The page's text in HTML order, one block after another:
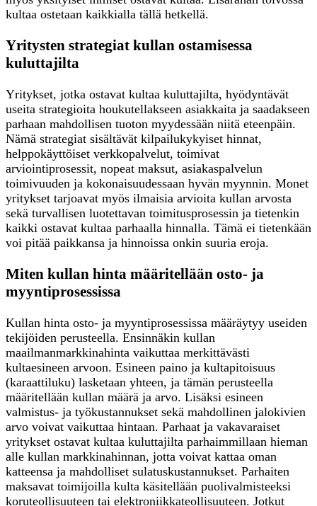
kultaa ostetaan kaikkialla tällä hetkellä.
Yritysten strategiat kullan ostamisessa
kuluttajilta
Yritykset, jotka ostavat kultaa kuluttajilta, hyödyntävät
useita strategioita houkutellakseen asiakkaita ja saadakseen
parhaan mahdollisen tuoton myydessään niitä eteenpäin.
Nämä strategiat sisältävät kilpailukykyiset hinnat,
helppokäyttöiset verkkopalvelut, toimivat
arviointiprosessit, nopeat maksut, asiakaspalvelun
toimivuuden ja kokonaisuudessaan hyvän myynnin. Monet
yritykset tarjoavat myös ilmaisia arvioita kullan arvosta
sekä turvallisen luotettavan toimitusprosessin ja tietenkin
kaikki ostavat kultaa parhaalla hinnalla. Tämä ei tietenkään
voi pitää paikkansa ja hinnoissa onkin suuria eroja.
Miten kullan hinta määritellään osto- ja
myyntiprosessissa
Kullan hinta osto- ja myyntiprosessissa määräytyy useiden
tekijöiden perusteella. Ensinnäkin kullan
maailmanmarkkinahinta vaikuttaa merkittävästi
kultaesineen arvoon. Esineen paino ja kultapitoisuus
(karaattiluku) lasketaan yhteen, ja tämän perusteella
määritellään kullan määrä ja arvo. Lisäksi esineen
valmistus- ja työkustannukset sekä mahdollinen jalokivien
arvo voivat vaikuttaa hintaan. Parhaat ja vakavaraiset
yritykset ostavat kultaa kuluttajilta parhaimmillaan hieman
alle kullan markkinahinnan, jotta voivat kattaa oman
katteensa ja mahdolliset sulatuskustannukset. Parhaiten
maksavat toimijoilla kulta käsitellään puolivalmisteeksi
koruteollisuuteen tai elektroniikkateollisuuteen. Jotkut